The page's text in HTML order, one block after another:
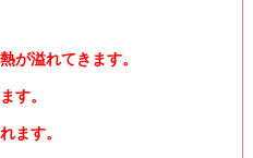
が溢れてきます。
す。
ます。